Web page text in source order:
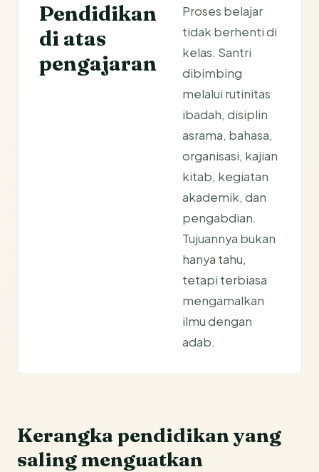
Pendidikan
di atas
pengajaran
Proses belajar
tidak berhenti di
kelas. Santri
dibimbing
melalui rutinitas
ibadah, disiplin
asrama, bahasa,
organisasi, kajian
kitab, kegiatan
akademik, dan
pengabdian.
Tujuannya bukan
hanya tahu,
tetapi terbiasa
mengamalkan
ilmu dengan
adab.
Kerangka pendidikan yang
saling menguatkan